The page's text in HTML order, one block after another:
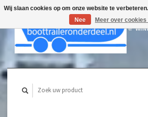
Wij slaan cookies op om onze website te
Nee
Meer over cookies